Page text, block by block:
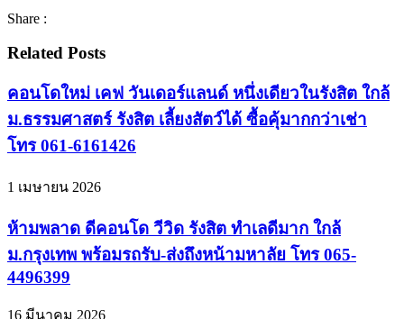
Share :
Related Posts
คอนโดใหม่ เคฟ วันเดอร์แลนด์ หนึ่งเดียวในรังสิต ใกล้
ม.ธรรมศาสตร์ รังสิต เลี้ยงสัตว์ได้ ซื้อคุ้มากกว่าเช่า
โทร 061-6161426
1 เมษายน 2026
ห้ามพลาด ดีคอนโด วีวิด รังสิต ทำเลดีมาก ใกล้
ม.กรุงเทพ พร้อมรถรับ-ส่งถึงหน้ามหาลัย โทร 065-
4496399
16 มีนาคม 2026